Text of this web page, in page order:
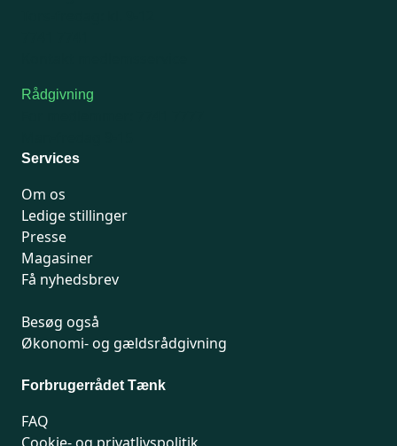
Rådgivning
Services
Om os
Ledige stillinger
Presse
Magasiner
Få nyhedsbrev
Besøg også
Økonomi- og gældsrådgivning
Forbrugerrådet Tænk
FAQ